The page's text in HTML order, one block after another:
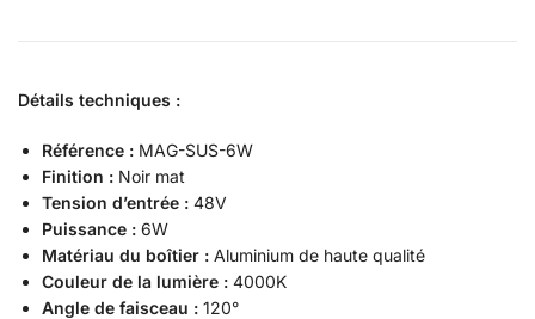
Détails techniques :
Référence : MAG-SUS-6W
Finition : Noir mat
Tension d’entrée : 48V
Puissance : 6W
Matériau du boîtier : Aluminium de haute qualité
Couleur de la lumière : 4000K
Angle de faisceau : 120°